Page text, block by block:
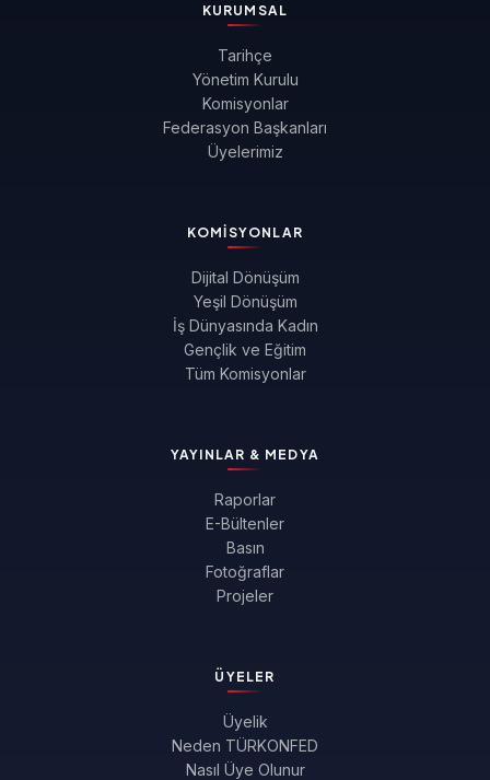
KURUMSAL
Tarihçe
Yönetim Kurulu
Komisyonlar
Federasyon Başkanları
Üyelerimiz
KOMISYONLAR
Dijital Dönüşüm
Yeşil Dönüşüm
İş Dünyasında Kadın
Gençlik ve Eğitim
Tüm Komisyonlar
YAYINLAR & MEDYA
Raporlar
E-Bültenler
Basın
Fotoğraflar
Projeler
ÜYELER
Üyelik
Neden TÜRKONFED
Nasıl Üye Olunur